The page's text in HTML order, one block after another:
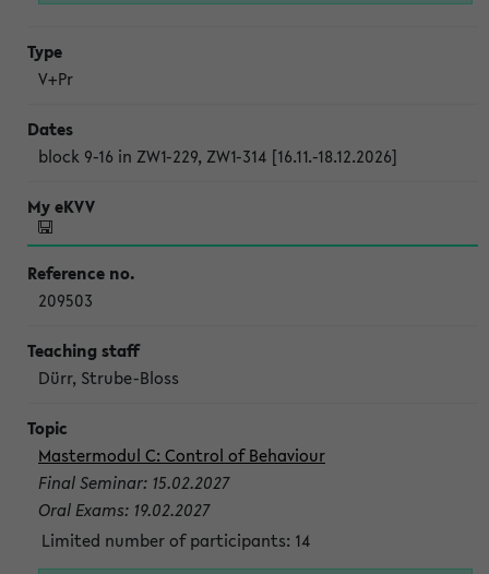
V+Pr
block 9-16 in ZW1-229, ZW1-314 [16.11.-18.12.2026]
209503
Dürr, Strube-Bloss
Mastermodul C: Control of Behaviour
Final Seminar: 15.02.2027
Oral Exams: 19.02.2027
Limited number of participants: 14